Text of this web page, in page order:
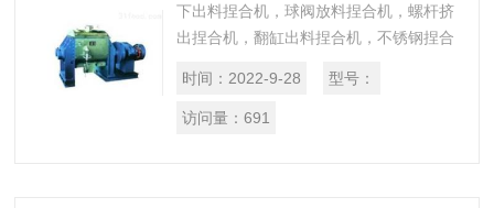
下出料捏合机，球阀放料捏合机，螺杆挤
出捏合机，翻缸出料捏合机，不锈钢捏合
捏合机，硅酮密封胶捏合机，瓜尔胶捏合
机，胶原蛋白肠衣捏合机，热熔胶捏合
时间： 2022-9-28 型号：
访问量： 691